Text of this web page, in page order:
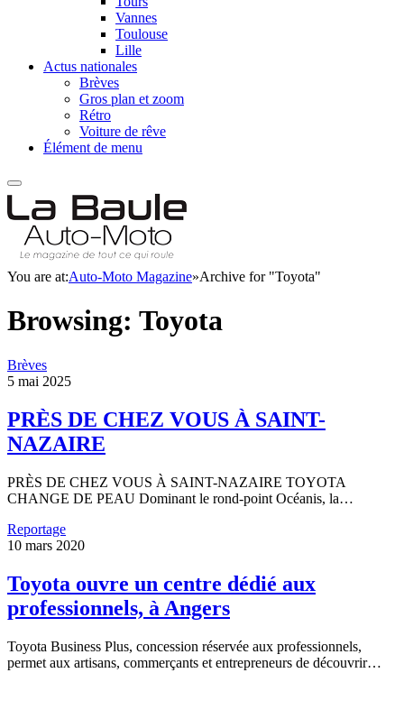
Vannes
Toulouse
Lille
Actus nationales
Brèves
Gros plan et zoom
Rétro
Voiture de rêve
Élément de menu
You are at:Auto-Moto Magazine»Archive for "Toyota"
Browsing: Toyota
Brèves
5 mai 2025
PRÈS DE CHEZ VOUS À SAINT-
NAZAIRE
PRÈS DE CHEZ VOUS À SAINT-NAZAIRE TOYOTA
CHANGE DE PEAU Dominant le rond-point Océanis, la…
Reportage
10 mars 2020
Toyota ouvre un centre dédié aux
professionnels, à Angers
Toyota Business Plus, concession réservée aux professionnels,
permet aux artisans, commerçants et entrepreneurs de découvrir…